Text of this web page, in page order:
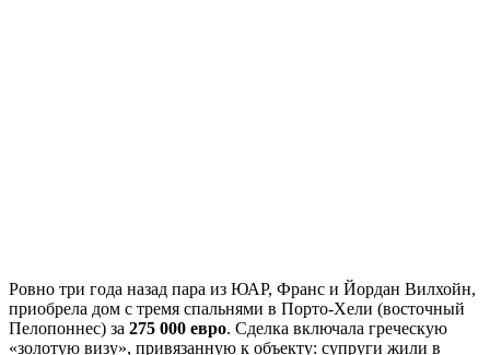
Ровно три года назад пара из ЮАР, Франс и Йордан Вилхойн,
приобрела дом с тремя спальнями в Порто-Хели (восточный
Пелопоннес) за 275 000 евро. Сделка включала греческую
«золотую визу», привязанную к объекту: супруги жили в